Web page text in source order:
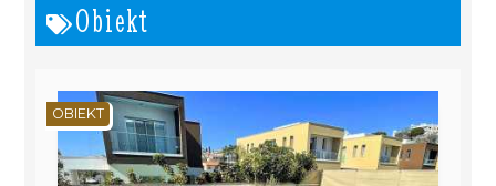
Obiekt
OBIEKT